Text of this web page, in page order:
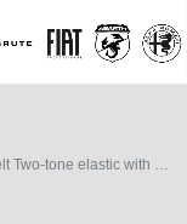
elastic with Lancia Classiche logo